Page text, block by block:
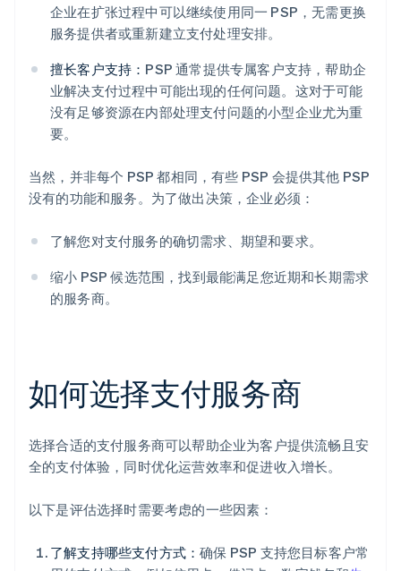
企业在扩张过程中可以继续使用同一 PSP，无需更换
服务提供者或重新建立支付处理安排。
擅长客户支持： PSP 通常提供专属客户支持，帮助企
业解决支付过程中可能出现的任何问题。这对于可能
没有足够资源在内部处理支付问题的小型企业尤为重
要。
当然，并非每个 PSP 都相同，有些 PSP 会提供其他 PSP
没有的功能和服务。为了做出决策，企业必须：
了解您对支付服务的确切需求、期望和要求。
缩小 PSP 候选范围，找到最能满足您近期和长期需求
的服务商。
如何选择支付服务商
选择合适的支付服务商可以帮助企业为客户提供流畅且安
全的支付体验，同时优化运营效率和促进收入增长。
以下是评估选择时需要考虑的一些因素：
了解支持哪些支付方式：确保 PSP 支持您目标客户常